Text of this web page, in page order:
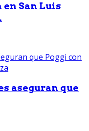
en San Luis
aseguran que